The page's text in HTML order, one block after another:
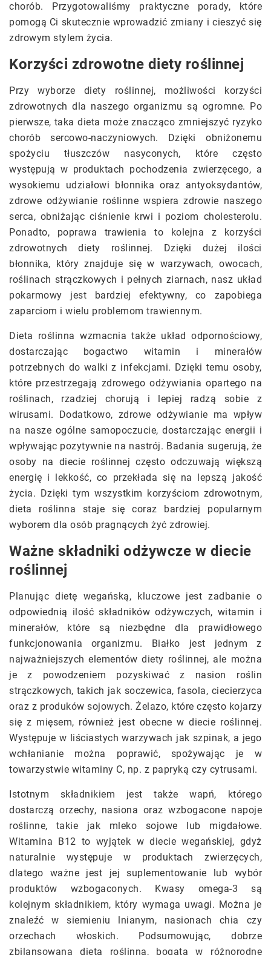
chorób. Przygotowaliśmy praktyczne porady, które
pomogą Ci skutecznie wprowadzić zmiany i cieszyć się
zdrowym stylem życia.
Korzyści zdrowotne diety roślinnej
Przy wyborze diety roślinnej, możliwości korzyści
zdrowotnych dla naszego organizmu są ogromne. Po
pierwsze, taka dieta może znacząco zmniejszyć ryzyko
chorób sercowo-naczyniowych. Dzięki obniżonemu
spożyciu tłuszczów nasyconych, które często
występują w produktach pochodzenia zwierzęcego, a
wysokiemu udziałowi błonnika oraz antyoksydantów,
zdrowe odżywianie roślinne wspiera zdrowie naszego
serca, obniżając ciśnienie krwi i poziom cholesterolu.
Ponadto, poprawa trawienia to kolejna z korzyści
zdrowotnych diety roślinnej. Dzięki dużej ilości
błonnika, który znajduje się w warzywach, owocach,
roślinach strączkowych i pełnych ziarnach, nasz układ
pokarmowy jest bardziej efektywny, co zapobiega
zaparciom i wielu problemom trawiennym.
Dieta roślinna wzmacnia także układ odpornościowy,
dostarczając bogactwo witamin i minerałów
potrzebnych do walki z infekcjami. Dzięki temu osoby,
które przestrzegają zdrowego odżywiania opartego na
roślinach, rzadziej chorują i lepiej radzą sobie z
wirusami. Dodatkowo, zdrowe odżywianie ma wpływ
na nasze ogólne samopoczucie, dostarczając energii i
wpływając pozytywnie na nastrój. Badania sugerują, że
osoby na diecie roślinnej często odczuwają większą
energię i lekkość, co przekłada się na lepszą jakość
życia. Dzięki tym wszystkim korzyściom zdrowotnym,
dieta roślinna staje się coraz bardziej popularnym
wyborem dla osób pragnących żyć zdrowiej.
Ważne składniki odżywcze w diecie
roślinnej
Planując dietę wegańską, kluczowe jest zadbanie o
odpowiednią ilość składników odżywczych, witamin i
minerałów, które są niezbędne dla prawidłowego
funkcjonowania organizmu. Białko jest jednym z
najważniejszych elementów diety roślinnej, ale można
je z powodzeniem pozyskiwać z nasion roślin
strączkowych, takich jak soczewica, fasola, ciecierzyca
oraz z produków sojowych. Żelazo, które często kojarzy
się z mięsem, również jest obecne w diecie roślinnej.
Występuje w liściastych warzywach jak szpinak, a jego
wchłanianie można poprawić, spożywając je w
towarzystwie witaminy C, np. z papryką czy cytrusami.
Istotnym składnikiem jest także wapń, którego
dostarczą orzechy, nasiona oraz wzbogacone napoje
roślinne, takie jak mleko sojowe lub migdałowe.
Witamina B12 to wyjątek w diecie wegańskiej, gdyż
naturalnie występuje w produktach zwierzęcych,
dlatego ważne jest jej suplementowanie lub wybór
produktów wzbogaconych. Kwasy omega-3 są
kolejnym składnikiem, który wymaga uwagi. Można je
znaleźć w siemieniu lnianym, nasionach chia czy
orzechach włoskich. Podsumowując, dobrze
zbilansowana dieta roślinna, bogata w różnorodne